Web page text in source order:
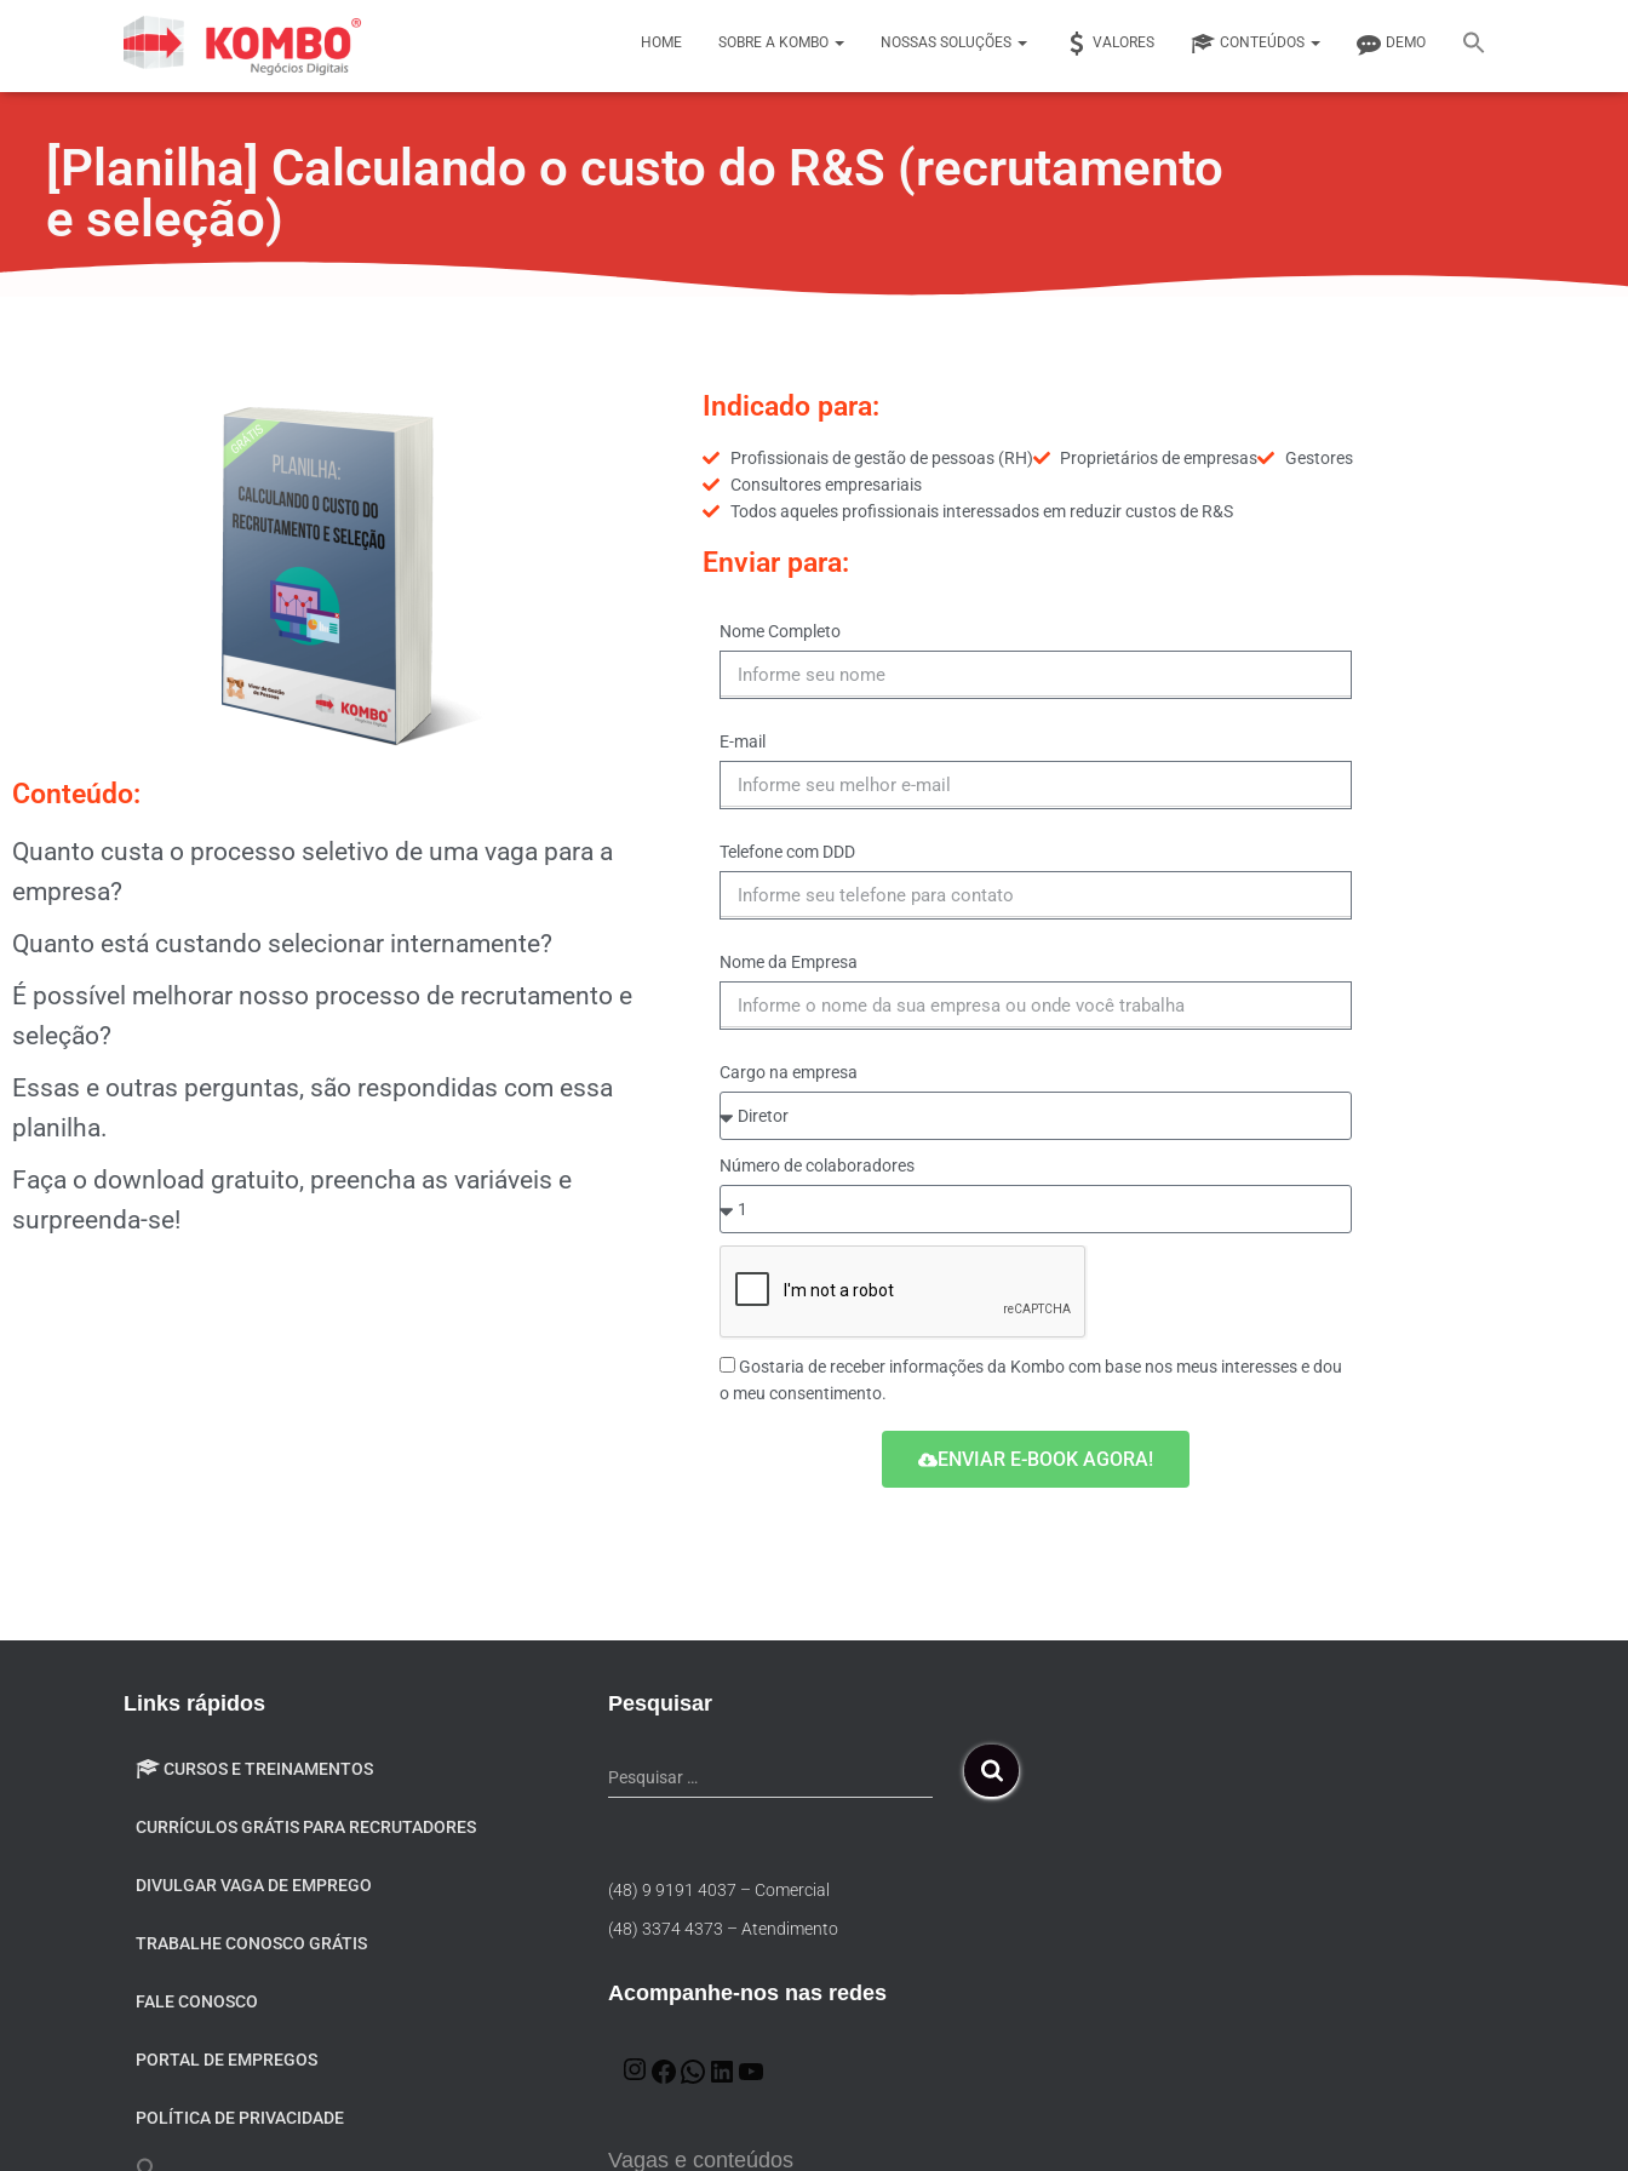
HOME SOBRE A KOMBO NOSSAS SOLUÇÕES VALORES CONTEÚDOS DEMO
[Planilha] Calculando o custo do R&S (recrutamento
e seleção)
Conteúdo:
Quanto custa o processo seletivo de uma vaga para a
empresa?
Quanto está custando selecionar internamente?
É possível melhorar nosso processo de recrutamento e
seleção?
Essas e outras perguntas, são respondidas com essa
planilha.
Faça o download gratuito, preencha as variáveis e
surpreenda-se!
Indicado para:
Profissionais de gestão de pessoas (RH) Proprietários de empresas
Gestores
Consultores empresariais
Todos aqueles profissionais interessados em reduzir custos de R&S
Enviar para:
Nome Completo
E-mail
Telefone com DDD
Nome da Empresa
Cargo na empresa
Número de colaboradores
Gostaria de receber informações da Kombo com base nos meus interesses e dou
o meu consentimento.
ENVIAR E-BOOK AGORA!
Links rápidos
CURSOS E TREINAMENTOS
CURRÍCULOS GRÁTIS PARA RECRUTADORES
DIVULGAR VAGA DE EMPREGO
TRABALHE CONOSCO GRÁTIS
FALE CONOSCO
PORTAL DE EMPREGOS
POLÍTICA DE PRIVACIDADE
Pesquisar
Pesquisar …
(48) 9 9191 4037 – Comercial
(48) 3374 4373 – Atendimento
Acompanhe-nos nas redes
Vagas e conteúdos